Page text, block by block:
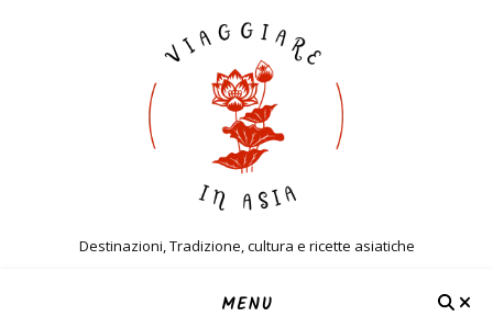
Destinazioni, Tradizione, cultura e ricette asiatiche
MENU